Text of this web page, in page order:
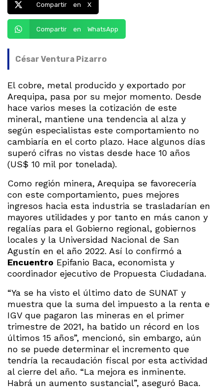
Compartir en X
Compartir en WhatsApp
César Ventura Pizarro
El cobre, metal producido y exportado por
Arequipa, pasa por su mejor momento. Desde
hace varios meses la cotización de este
mineral, mantiene una tendencia al alza y
según especialistas este comportamiento no
cambiaría en el corto plazo. Hace algunos días
superó cifras no vistas desde hace 10 años
(US$ 10 mil por tonelada).
Como región minera, Arequipa se favorecería
con este comportamiento, pues mejores
ingresos hacia esta industria se trasladarían en
mayores utilidades y por tanto en más canon y
regalías para el Gobierno regional, gobiernos
locales y la Universidad Nacional de San
Agustín en el año 2022. Así lo confirmó a
Encuentro Epifanio Baca, economista y
coordinador ejecutivo de Propuesta Ciudadana.
“Ya se ha visto el último dato de SUNAT y
muestra que la suma del impuesto a la renta e
IGV que pagaron las mineras en el primer
trimestre de 2021, ha batido un récord en los
últimos 15 años”, mencionó, sin embargo, aún
no se puede determinar el incremento que
tendría la recaudación fiscal por esta actividad
al cierre del año. “La mejora es inminente.
Habrá un aumento sustancial”, aseguró Baca.